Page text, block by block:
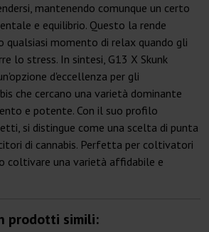
mantenendo comunque un certo
e equilibrio. Questo la rende
qualsiasi momento di relax quando gli
lo stress. In sintesi, G13 X Skunk
d'eccellenza per gli
che cercano una varietà dominante
e potente. Con il suo profilo
si distingue come una scelta di punta
di cannabis. Perfetta per coltivatori
coltivare una varietà affidabile e
prodotti simili: